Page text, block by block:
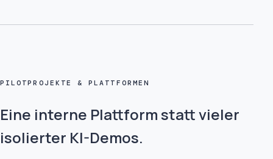
PILOTPROJEKTE & PLATTFORMEN
Eine interne Plattform statt vieler
isolierter KI-Demos.